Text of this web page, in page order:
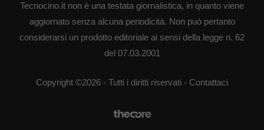
Tecnocino.it non è una testata giornalistica, in quanto viene
aggiornato senza alcuna periodicità. Non può pertanto
considerarsi un prodotto editoriale ai sensi della legge n. 62
del 07.03.2001
Copyright ©2026 - Tutti i diritti riservati - Contattaci